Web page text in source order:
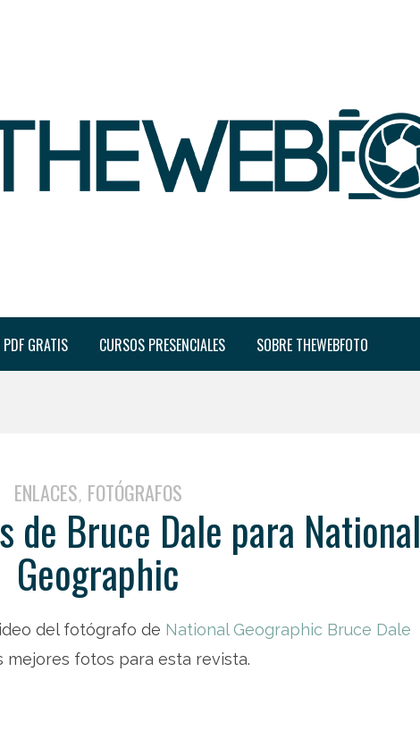
GRATIS CURSOS PRESENCIALES SOBRE THEWEBFOTO
ENLACES, FOTÓGRAFOS
de Bruce Dale para National
Geographic
del fotógrafo de National Geographic Bruce Dale
mejores fotos para esta revista.